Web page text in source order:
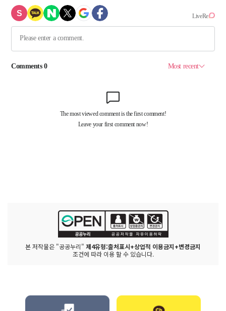
본 저작물은 "공공누리" 제4유형:출처표시+상업적 이용금지+변경금지
조건에 따라 이용 할 수 있습니다.